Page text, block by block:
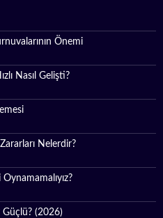
Önemi
Nasıl Gelişti?
Nelerdir?
(2026)